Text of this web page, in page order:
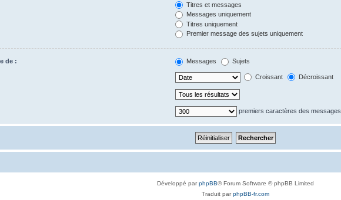
Titres et messages
Messages uniquement
Titres uniquement
Premier message des sujets uniquement
de : Messages Sujets
Croissant Décroissant
premiers caractères des messages
Développé parphpBB® Forum Software © phpBB Limited
Traduit parphpBB-fr.com